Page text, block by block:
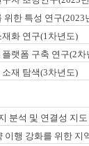
위한 특성 연구(2023
화 연구(1차년도)
랫폼 구축 연구(2차
재 탐색(3차년도)
분석 및 연결성 지
이행 강화를 위한 지